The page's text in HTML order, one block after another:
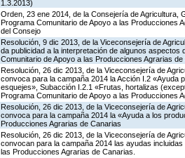
1.3.2013)
Orden, 23 ene 2014, de la Consejería de Agricultura,
Programa Comunitario de Apoyo a las Producciones
del Consejo
Resolución, 9 dic 2013, de la Viceconsejería de
da publicidad a la interpretación de algunos
Comunitario de Apoyo a las Producciones Agrarias
Resolución, 26 dic 2013, de la Viceconsejería de
convoca para la campaña 2014 la Acción I.2 «Ayuda
esquejes», Subacción I.2.1 «Frutas, hortalizas
Programa Comunitario de Apoyo a las Producciones
Resolución, 26 dic 2013, de la Viceconsejería de
convoca para la campaña 2014 la «Ayuda a los
Producciones Agrarias de Canarias
Resolución, 26 dic 2013, de la Viceconsejería de
convocan para la campaña 2014 las ayudas
las Producciones Agrarias de Canarias.